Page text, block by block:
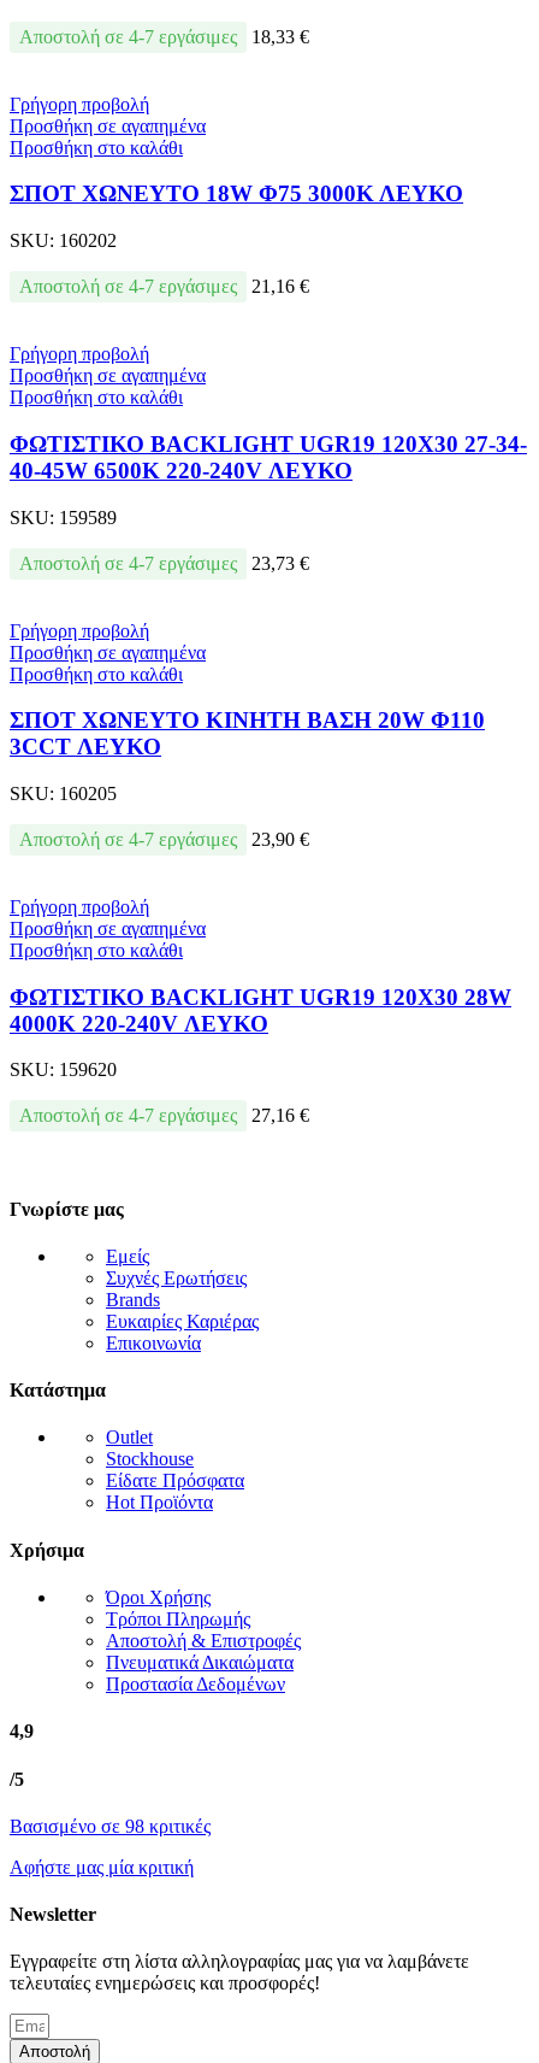
Αποστολή σε 4-7 εργάσιμες 18,33 €
Γρήγορη προβολή
Προσθήκη σε αγαπημένα
Προσθήκη στο καλάθι
ΣΠΟΤ ΧΩΝΕΥΤΟ 18W Φ75 3000Κ ΛΕΥΚΟ
SKU: 160202
Αποστολή σε 4-7 εργάσιμες 21,16 €
Γρήγορη προβολή
Προσθήκη σε αγαπημένα
Προσθήκη στο καλάθι
ΦΩΤΙΣΤΙΚΟ BACKLIGΗΤ UGR19 120X30 27-34-
40-45W 6500Κ 220-240V ΛΕΥΚΟ
SKU: 159589
Αποστολή σε 4-7 εργάσιμες 23,73 €
Γρήγορη προβολή
Προσθήκη σε αγαπημένα
Προσθήκη στο καλάθι
ΣΠΟΤ ΧΩΝΕΥΤΟ ΚΙΝΗΤΗ ΒΑΣΗ 20W Φ110
3CCT ΛΕΥΚΟ
SKU: 160205
Αποστολή σε 4-7 εργάσιμες 23,90 €
Γρήγορη προβολή
Προσθήκη σε αγαπημένα
Προσθήκη στο καλάθι
ΦΩΤΙΣΤΙΚΟ BACKLIGΗΤ UGR19 120X30 28W
4000Κ 220-240V ΛΕΥΚΟ
SKU: 159620
Αποστολή σε 4-7 εργάσιμες 27,16 €
Γνωρίστε μας
Εμείς
Συχνές Ερωτήσεις
Brands
Ευκαιρίες Καριέρας
Επικοινωνία
Κατάστημα
Outlet
Stockhouse
Είδατε Πρόσφατα
Hot Προϊόντα
Χρήσιμα
Όροι Χρήσης
Τρόποι Πληρωμής
Αποστολή & Επιστροφές
Πνευματικά Δικαιώματα
Προστασία Δεδομένων
4,9
/5
Βασισμένο σε 98 κριτικές
Αφήστε μας μία κριτική
Newsletter
Εγγραφείτε στη λίστα αλληλογραφίας μας για να λαμβάνετε
τελευταίες ενημερώσεις και προσφορές!
Αποστολή